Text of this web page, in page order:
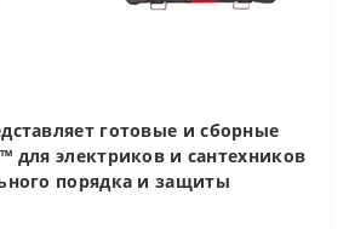
готовые и сборные
для электриков и сантехников
порядка и защиты